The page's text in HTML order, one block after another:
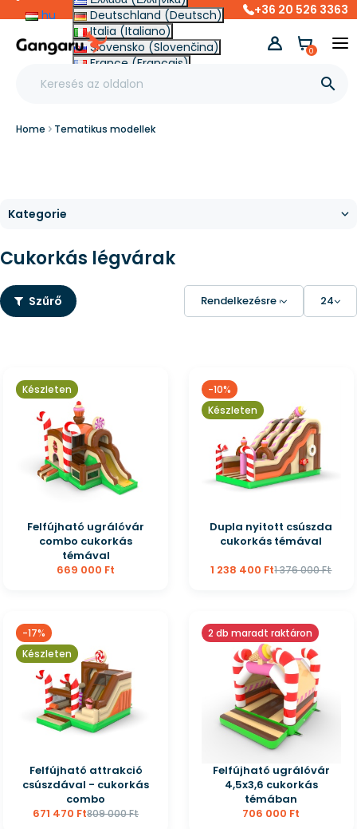
hu
Deutschland (Deutsch)
Italia (Italiano)
Slovensko (Slovenčina)
France (Français)
Other (English €)
+36 20 526 3363

0
Home Tematikus modellek
Cukorkás légvárak
Szűrő Rendelkezésre állás 24
Készleten
Felfújható ugrálóvár
combo cukorkás
témával
669 000 Ft
-10%
Készleten
Dupla nyitott csúszda
cukorkás témával
1 238 400 Ft1 376 000 Ft
-17%
Készleten
Felfújható attrakció
csúszdával - cukorkás
combo
671 470 Ft809 000 Ft
2 db maradt raktáron
Felfújható ugrálóvár
4,5x3,6 cukorkás
témában
706 000 Ft